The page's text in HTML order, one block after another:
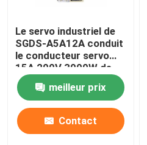
Le servo industriel de
SGDS-A5A12A conduit
le conducteur servo
15A 200V 3000W de
Yaskawa
meilleur prix
Contact